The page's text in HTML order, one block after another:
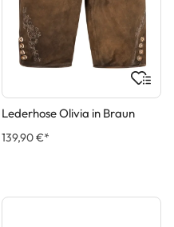
Lederhose Olivia in Braun
139,90 €*